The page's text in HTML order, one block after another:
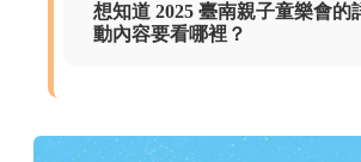
想知道 2025 臺南親子童樂會的
動內容要看哪裡？